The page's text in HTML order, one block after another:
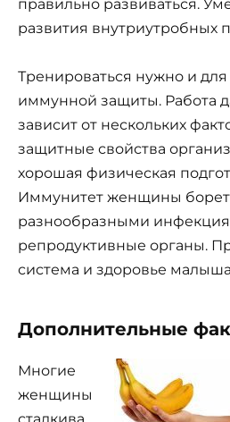
правильно развиваться.
развития внутриутробных
Тренироваться нужно и
иммунной защиты. Работа
зависит от нескольких
защитные свойства
хорошая физическая
Иммунитет женщины
разнообразными
репродуктивные органы.
система и здоровье
Дополнительные
Многие
женщины